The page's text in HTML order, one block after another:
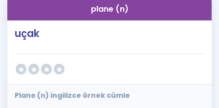
plane (n)
uçak
Plane (n) ingilizce örnek cümle